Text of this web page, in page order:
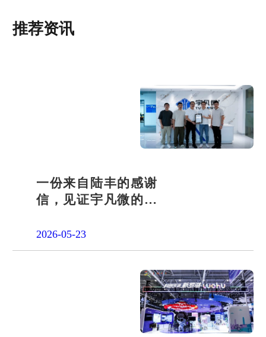
推荐资讯
一份来自陆丰的感谢
信，见证宇凡微的社
2026-05-23